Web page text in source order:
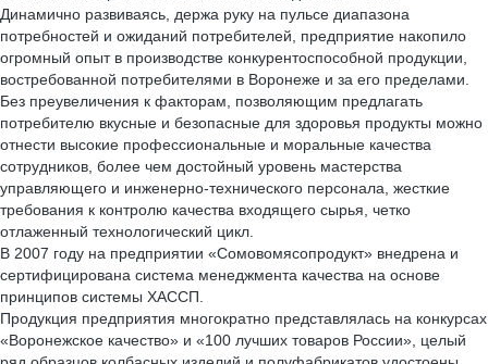
Динамично развиваясь, держа руку на пульсе диапазона
потребностей и ожиданий потребителей, предприятие накопило
огромный опыт в производстве конкурентоспособной продукции,
востребованной потребителями в Воронеже и за его пределами.
Без преувеличения к факторам, позволяющим предлагать
потребителю вкусные и безопасные для здоровья продукты можно
отнести высокие профессиональные и моральные качества
сотрудников, более чем достойный уровень мастерства
управляющего и инженерно-технического персонала, жесткие
требования к контролю качества входящего сырья, четко
отлаженный технологический цикл.
В 2007 году на предприятии «Сомовомясопродукт» внедрена и
сертифицирована система менеджмента качества на основе
принципов системы ХАССП.
Продукция предприятия многократно представлялась на конкурсах
«Воронежское качество» и «100 лучших товаров России», целый